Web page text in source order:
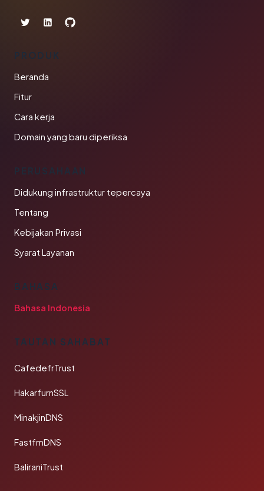
PRODUK
Beranda
Fitur
Cara kerja
Domain yang baru diperiksa
PERUSAHAAN
Didukung infrastruktur tepercaya
Tentang
Kebijakan Privasi
Syarat Layanan
BAHASA
Bahasa Indonesia
TAUTAN SAHABAT
CafedefrTrust
HakarfurnSSL
MinakjinDNS
FastfmDNS
BaliraniTrust